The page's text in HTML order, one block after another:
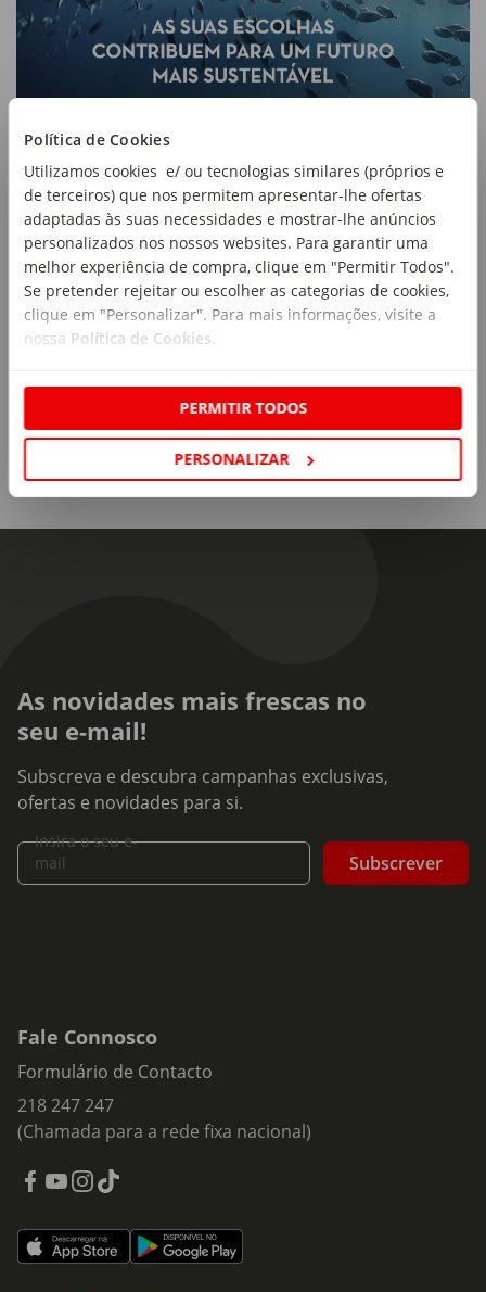
Política de Cookies
Utilizamos cookies e/ ou tecnologias similares (próprios e
de terceiros) que nos permitem apresentar-lhe ofertas
adaptadas às suas necessidades e mostrar-lhe anúncios
personalizados nos nossos websites. Para garantir uma
melhor experiência de compra, clique em "Permitir Todos".
Se pretender rejeitar ou escolher as categorias de cookies,
clique em "Personalizar". Para mais informações, visite a
nossa Política de Cookies
PERMITIR TODOS
PERSONALIZAR
As novidades mais frescas no
seu e-mail!
Subscreva e descubra campanhas exclusivas,
ofertas e novidades para si.
Insira o seu e-
mail
Subscrever
Fale Connosco
Formulário de Contacto
218 247 247
(Chamada para a rede fixa nacional)